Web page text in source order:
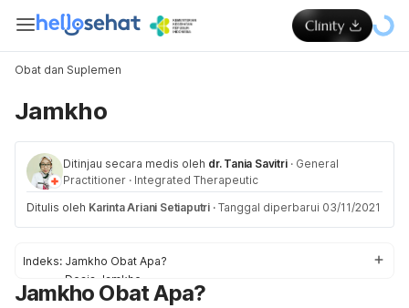
Obat dan Suplemen
Jamkho
Ditinjau secara medis oleh dr. Tania Savitri · General
Practitioner · Integrated Therapeutic
Ditulis oleh Karinta Ariani Setiaputri · Tanggal diperbarui 03/11/2021
Indeks: Jamkho Obat Apa?
Dosis Jamkho
Efek samping Jamkho
Jamkho Obat Apa?